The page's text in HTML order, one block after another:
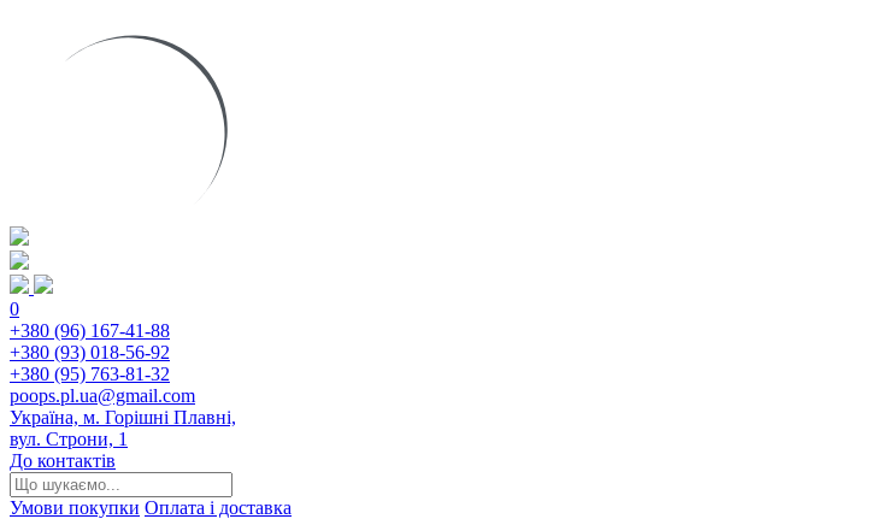
0
+380 (96) 167-41-88
+380 (93) 018-56-92
+380 (95) 763-81-32
poops.pl.ua@gmail.com
Україна, м. Горішні Плавні,
вул. Строни, 1
До контактів
Умови покупки Оплата і доставка